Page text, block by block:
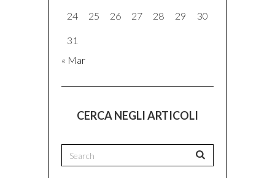
24 25 26 27 28 29 30
31
« Mar
CERCA NEGLI ARTICOLI